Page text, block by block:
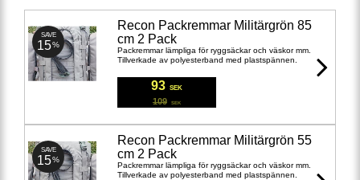
Recon Packremmar Militärgrön 85
cm 2 Pack
Packremmar lämpliga för ryggsäckar och väskor mm.
Tillverkade av polyesterband med plastspännen.
93 SEK
109 SEK
SAVE
15%
Recon Packremmar Militärgrön 55
cm 2 Pack
Packremmar lämpliga för ryggsäckar och väskor mm.
Tillverkade av polyesterband med plastspännen.
SAVE
15%